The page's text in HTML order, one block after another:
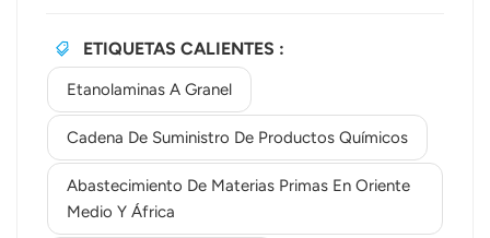
logísticos hasta los cambios regulatorios y las
fluctuaciones de la demanda— crean una
incertidumbre constante para los compradores
industriales. BewellchemNos especializamos en
estabilizar el acceso a productos químicos críticos,
ayudando a las empresas a mantener la
continuidad de la producción y el control de
ETIQUETAS CALIENTES :
Etanolaminas A Granel
Cadena De Suministro De Productos Químicos
Abastecimiento De Materias Primas En Oriente
Medio Y África